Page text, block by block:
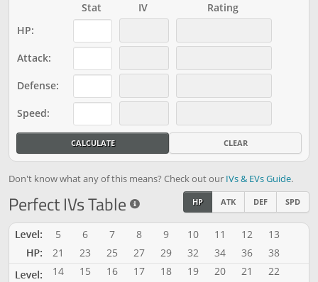
Stat
IV
Rating
HP:
Attack:
Defense:
Speed:
CALCULATE CLEAR
Don't know what any of this means? Check out our IVs & EVs Guide.
Perfect IVs Table HP ATK DEF SPD
5
21
6
23
7
25
8
27
9
29
10
32
11
34
12
36
13
38
14
15
16
17
18
19
20
21
22